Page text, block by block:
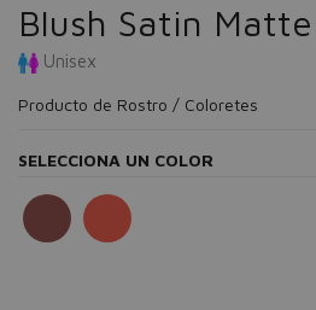
Blush Satin Matte
Unisex
Producto de Rostro / Coloretes
SELECCIONA UN COLOR